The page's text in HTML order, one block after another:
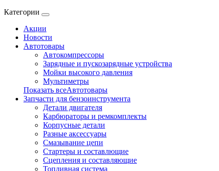
Категории
Акции
Новости
Автотовары
Автокомпрессоры
Зарядные и пускозарядные устройства
Мойки высокого давления
Мультиметры
Показать всеАвтотовары
Запчасти для бензоинструмента
Детали двигателя
Карбюраторы и ремкомплекты
Корпусные детали
Разные аксессуары
Смазывание цепи
Стартеры и составлющие
Сцепления и составляющие
Топливная система